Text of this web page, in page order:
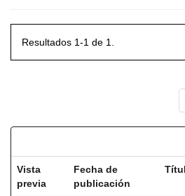
Resultados 1-1 de 1.
Vista
previa
Fecha de
publicación